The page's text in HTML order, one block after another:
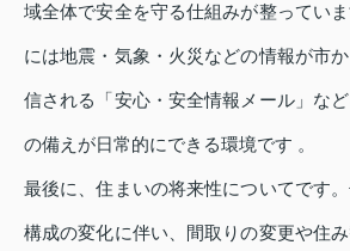
域全体で安全を守る仕組みが整ってい
には地震・気象・火災などの情報が市
信される「安心・安全情報メール」な
の備えが日常的にできる環境です 。
最後に、住まいの将来性についてです
構成の変化に伴い、間取りの変更や住